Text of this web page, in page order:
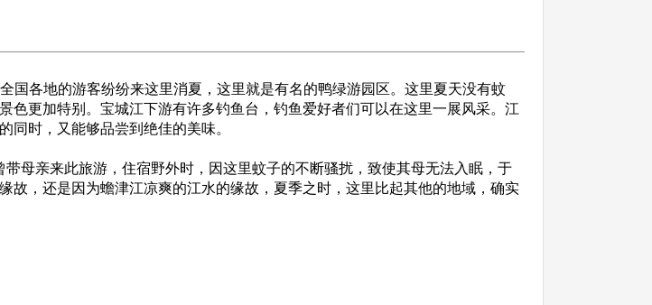
各地的游客纷纷来这里消夏，这里就是有名的鸭绿游园区。这里夏天没有蚊
更加特别。宝城江下游有许多钓鱼台，钓鱼爱好者们可以在这里一展风采。江
同时，又能够品尝到绝佳的美味。
母亲来此旅游，住宿野外时，因这里蚊子的不断骚扰，致使其母无法入眠，于
故，还是因为蟾津江凉爽的江水的缘故，夏季之时，这里比起其他的地域，确实